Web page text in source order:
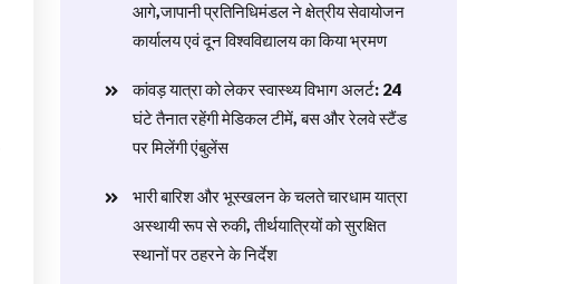
आगे,जापानी प्रतिनिधिमंडल ने क्षेत्रीय सेवायोजन
कार्यालय एवं दून विश्वविद्यालय का किया भ्रमण
​कांवड़ यात्रा को लेकर स्वास्थ्य विभाग अलर्ट: 24
घंटे तैनात रहेंगी मेडिकल टीमें, बस और रेलवे स्टैंड
पर मिलेंगी एंबुलेंस
​भारी बारिश और भूस्खलन के चलते चारधाम यात्रा
अस्थायी रूप से रुकी, तीर्थयात्रियों को सुरक्षित
स्थानों पर ठहरने के निर्देश